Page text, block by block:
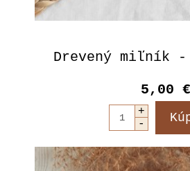
Drevený miľník -
5,00 €